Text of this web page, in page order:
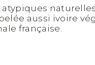
aussi ivoire
française.